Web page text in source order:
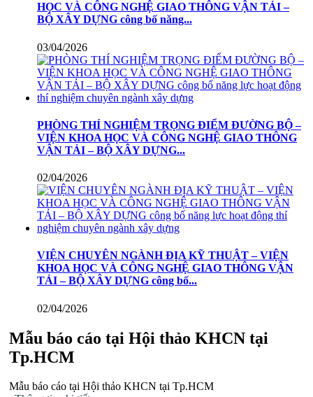
HỌC VÀ CÔNG NGHỆ GIAO THÔNG VẬN TẢI –
BỘ XÂY DỰNG công bố năng...
03/04/2026
PHÒNG THÍ NGHIỆM TRỌNG ĐIỂM ĐƯỜNG BỘ –
VIỆN KHOA HỌC VÀ CÔNG NGHỆ GIAO THÔNG
VẬN TẢI – BỘ XÂY DỰNG...
02/04/2026
VIỆN CHUYÊN NGÀNH ĐỊA KỸ THUẬT – VIỆN
KHOA HỌC VÀ CÔNG NGHỆ GIAO THÔNG VẬN
TẢI – BỘ XÂY DỰNG công bố...
02/04/2026
Mẫu báo cáo tại Hội thảo KHCN tại
Tp.HCM
Mẫu báo cáo tại Hội thảo KHCN tại Tp.HCM